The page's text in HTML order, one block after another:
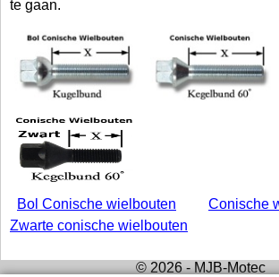
te gaan.
Bol Conische wielbouten
Conische
Zwarte conische wielbouten
© 2026 - MJB-Motec